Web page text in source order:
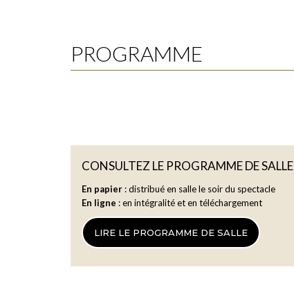
PROGRAMME
Henri Duparc (1848-1933)
Chanson triste (Jean Lahor)
Jules Massenet
Crépuscule (Armand Silvestre)
CONSULTEZ LE PROGRAMME DE SALLE
En papier : distribué en salle le soir du spectacle
En ligne : en intégralité et en téléchargement
LIRE LE PROGRAMME DE SALLE